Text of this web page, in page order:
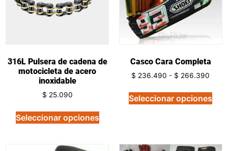
316L Pulsera de cadena de
motocicleta de acero
inoxidable
$ 25.090
Seleccionar opciones
Casco Cara Completa
$ 236.490 - $ 266.390
Seleccionar opciones